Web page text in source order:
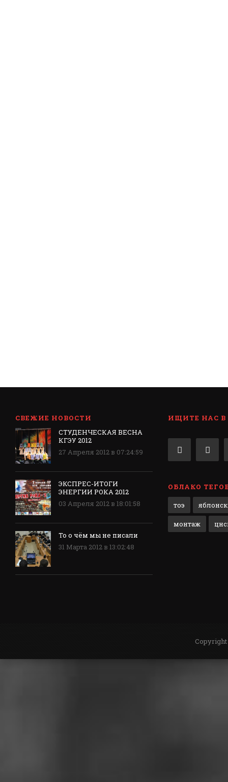
СВЕЖИЕ НОВОСТИ
СТУДЕНЧЕСКАЯ ВЕСНА
КГЭУ 2012
27 Апреля 2012 в 07:24:59
ЭКСПРЕС-ИТОГИ
ЭНЕРГИИ РОКА 2012
03 Апреля 2012 в 18:01:58
То о чём мы не писали
31 Марта 2012 в 13:02:48
ИЩИТЕ НАС В
ОБЛАКО
тоэ
монтаж